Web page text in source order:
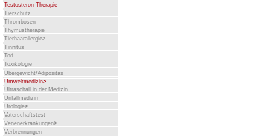
Testosteron-Therapie
Tierschutz
Thrombosen
Thymustherapie
Tierhaarallergie>
Tinnitus
Tod
Toxikologie
Übergewicht/Adipositas
Umweltmedizin>
Ultraschall in der Medizin
Unfallmedizin
Urologie>
Vaterschaftstest
Venenerkrankungen>
Verbrennungen